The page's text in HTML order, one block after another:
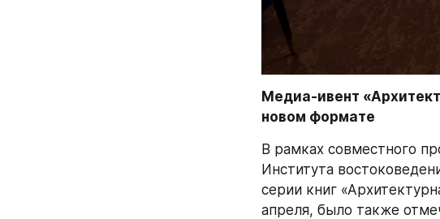
Медиа-ивент
новом формате
В рамках совместного
Института
серии книг
апреля, было также